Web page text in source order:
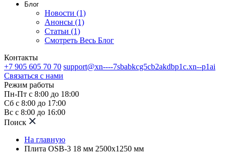
Блог
Новости (1)
Анонсы (1)
Статьи (1)
Смотреть Весь Блог
Контакты
+7 905 605 70 70 support@xn----7sbabkcg5cb2akdbp1c.xn--p1ai
Связаться с нами
Режим работы
Пн-Пт с 8:00 до 18:00
Сб с 8:00 до 17:00
Вс с 8:00 до 16:00
Поиск
На главную
Плита OSB-3 18 мм 2500х1250 мм